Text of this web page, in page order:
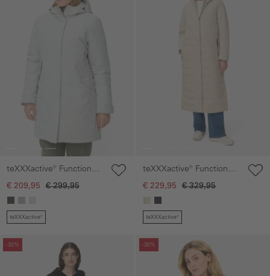
teXXXactive® Functionele
parka met reflecterende
€ 209,95 € 299,95
teXXXactive®
teXXXactive® Functionele
parka met reflecterende
€ 229,95 € 329,95
teXXXactive®
-30%
overslaan
-30%
Galerie overslaan